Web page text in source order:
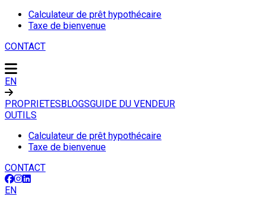
Calculateur de prêt hypothécaire
Taxe de bienvenue
CONTACT
EN
PROPRIETESBLOGSGUIDE DU VENDEUR
OUTILS
Calculateur de prêt hypothécaire
Taxe de bienvenue
CONTACT
EN